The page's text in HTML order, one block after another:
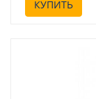
КУПИТЬ